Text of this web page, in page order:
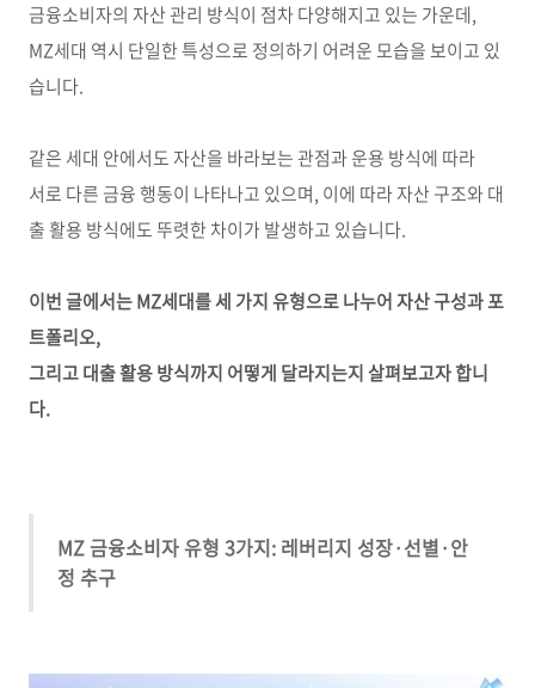
금융소비자의 자산 관리 방식이 점차 다양해지고 있는 가운데,
MZ세대 역시 단일한 특성으로 정의하기 어려운 모습을 보이고 있
습니다.
같은 세대 안에서도 자산을 바라보는 관점과 운용 방식에 따라
서로 다른 금융 행동이 나타나고 있으며, 이에 따라 자산 구조와 대
출 활용 방식에도 뚜렷한 차이가 발생하고 있습니다.
이번 글에서는 MZ세대를 세 가지 유형으로 나누어 자산 구성과 포
트폴리오,
그리고 대출 활용 방식까지 어떻게 달라지는지 살펴보고자 합니
다.
MZ 금융소비자 유형 3가지: 레버리지 성장·선별·안
정 추구